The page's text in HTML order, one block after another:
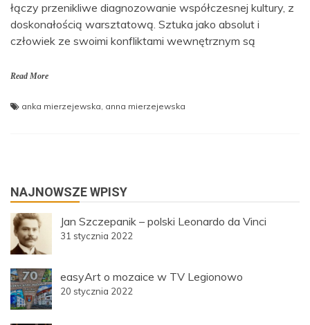
łączy przenikliwe diagnozowanie współczesnej kultury, z
doskonałością warsztatową. Sztuka jako absolut i
człowiek ze swoimi konfliktami wewnętrznym są
Read More
anka mierzejewska, anna mierzejewska
NAJNOWSZE WPISY
Jan Szczepanik – polski Leonardo da Vinci
31 stycznia 2022
easyArt o mozaice w TV Legionowo
20 stycznia 2022